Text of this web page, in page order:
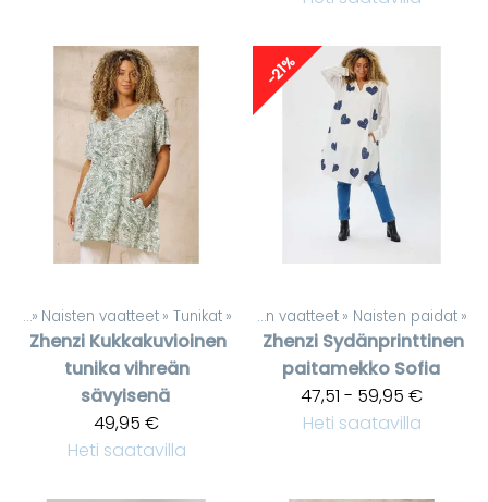
‪» Naisten vaatteet ‪» Tunikat ‪»
Zhenzi Kukkakuvioinen
tunika vihreän
sävyisenä
49,95 €
Heti saatavilla
-21%
Tuotteet‪» Naisten vaatteet ‪» Naisten paidat ‪»
Zhenzi Sydänprinttinen
paitamekko Sofia
47,51 - 59,95 €
Heti saatavilla